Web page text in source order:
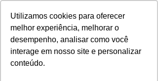
Utilizamos cookies para oferecer
melhor experiência, melhorar o
desempenho, analisar como você
interage em nosso site e personalizar
conteúdo.